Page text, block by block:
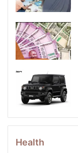
Health